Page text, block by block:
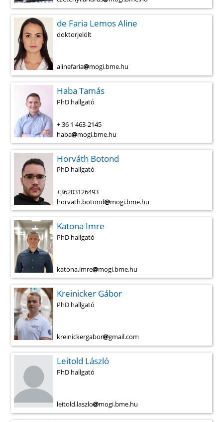
de Faria Lemos Aline
doktorjelölt
alinefaria mogi.bme.hu
Haba Tamás
PhD hallgató
+ 36 1 463-2145
haba
mogi.bme.hu
Horváth Botond
PhD hallgató
+36203126493
horvath.botond
mogi.bme.hu
Katona Imre
PhD hallgató
katona.imre mogi.bme.hu
Kreinicker Gábor
PhD hallgató
kreinickergabor gmail.com
Leitold László
PhD hallgató
leitold.laszlo mogi.bme.hu